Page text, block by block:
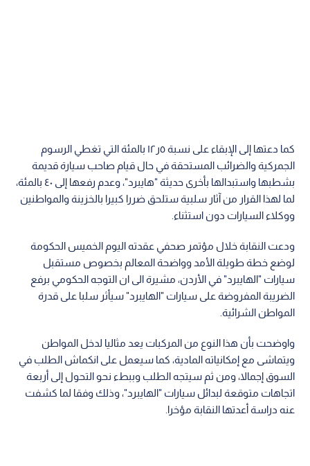
كما دعتها إلى الإبقاء على نسبة ٥ر١٢ بالمئة التي تغطي الرسوم
الجمركية والضرائب المستحقة في حال قيام صاحب سيارة قديمة
بشطبها واستبدالها بأخرى حديثة "هايبرد"، وعدم رفعها إلى ٤٠ بالمئة،
لما لهذا القرار من آثار سلبية ستلحق ضررا كبيرا بالخزينة والمواطنين
ووكلاء السيارات دون استثناء.
ودعت النقابة خلال مؤتمر صحفي عقدته اليوم الخميس الحكومة
لوضع خطة طويلة الأمد وواضحة المعالم بخصوص مستقبل
سيارات "الهايبرد" في الأردن، مشيرة الى ان التوجه الحكومي برفع
الضريبة المفروضة على سيارات "الهايبرد" سيأثر سلبا على قدرة
المواطن الشرائية.
واوضحت بأن هذا النوع من المركبات يعد مثاليا لدخل المواطن
ويتماشى مع إمكانياته المادية، كما سيعمل على انكماش الطلب في
السوق إجمالا، ومن ثم سيتجه الطلب وببطء نحو التحول إلى أربعة
اتجاهات متوقعة لبدائل سيارات "الهايبرد"، وذلك وفقا لما كشفت
عنه دراسة أعدتها النقابة مؤخرا.